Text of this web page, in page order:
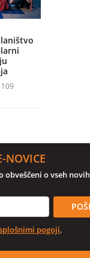
109
NOVICE
obveščeni o vseh
pogoji.